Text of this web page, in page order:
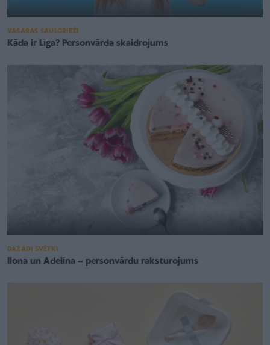
VASARAS SAULGRIEŽI
Kāda ir Līga? Personvārda skaidrojums
DAŽĀDI SVĒTKI
Ilona un Adelīna – personvārdu raksturojums